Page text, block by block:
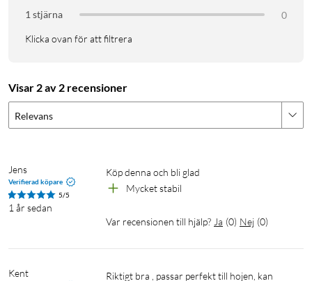
1 stjärna
0
Klicka ovan för att filtrera
Visar 2 av 2 recensioner
Relevans
Jens
Verifierad köpare
5/5
1 år sedan
Köp denna och bli glad
Mycket stabil
Var recensionen till hjälp? Ja (0) Nej (0)
Kent
Riktigt bra , passar perfekt till hojen, kan